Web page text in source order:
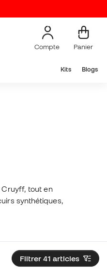
Compte Panier
Kits Blogs
tout en
synthétiques,
Filtrer 41 articles